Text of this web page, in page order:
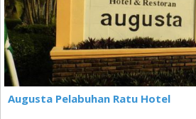
Augusta Pelabuhan Ratu Hotel